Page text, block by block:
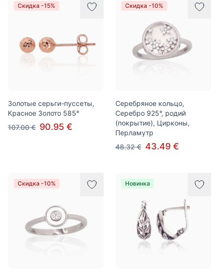
Скидка -15%
Золотые серьги-пуссеты,
Красное Золото 585°
107.00 € 90.95 €
Скидка -10%
Серебряное кольцо,
Серебро 925°, родий
(покрытие), Цирконы,
Перламутр
48.32 € 43.49 €
Скидка -10% Новинка